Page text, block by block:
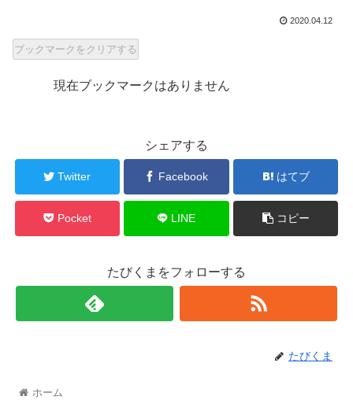
2020.04.12
ブックマークをクリアする
現在ブックマークはありません
シェアする
Twitter Facebook はてブ
Pocket LINE コピー
たびくまをフォローする
たびくま
ホーム